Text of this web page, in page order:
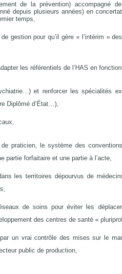
de la prévention) accompagné
depuis plusieurs années) en
temps,
gestion pour qu’il gère « l’intérim »
les référentiels de l’HAS en
et renforcer les spécialités
Diplômé d’État…),
praticien, le système des
partie forfaitaire et une partie à l’acte,
les territoires dépourvus de
de soins pour éviter les
des centres de santé «
un vrai contrôle des mises sur le
public de production,